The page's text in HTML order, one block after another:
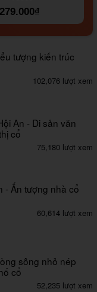
279.000₫
tượng kiến trúc
102,076 lượt xem
An - Di sản văn
cổ
75,180 lượt xem
- Ấn tượng nhà cổ
60,614 lượt xem
sông nhỏ nép
cổ
52,235 lượt xem